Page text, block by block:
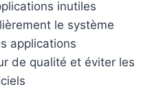
inutiles
le système
applications
de qualité et éviter les